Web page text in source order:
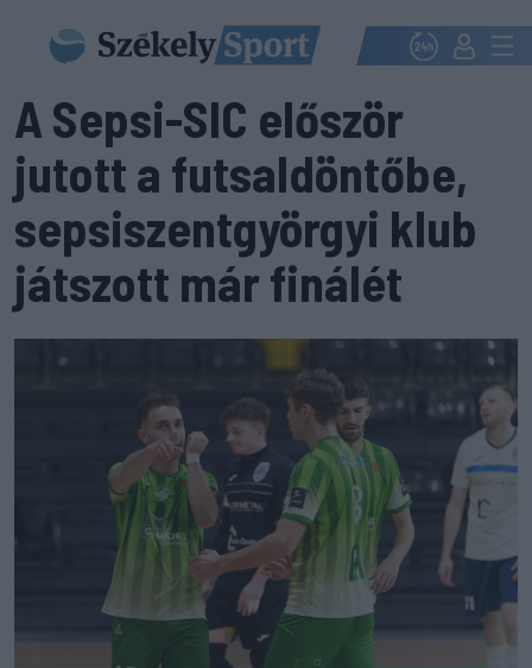
A Sepsi-SIC először
jutott a futsaldöntőbe,
sepsiszentgyörgyi klub
játszott már finálét